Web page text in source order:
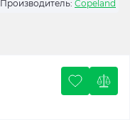
Производитель: Copeland